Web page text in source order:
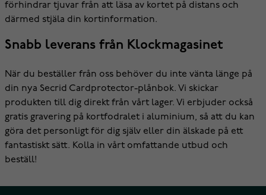
förhindrar tjuvar från att läsa av kortet på distans och
därmed stjäla din kortinformation.
Snabb leverans från Klockmagasinet
När du beställer från oss behöver du inte vänta länge på
din nya Secrid Cardprotector-plånbok. Vi skickar
produkten till dig direkt från vårt lager. Vi erbjuder också
gratis gravering på kortfodralet i aluminium, så att du kan
göra det personligt för dig själv eller din älskade på ett
fantastiskt sätt. Kolla in vårt omfattande utbud och
beställ!